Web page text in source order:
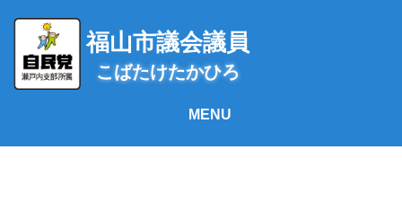
ス
福山市議会議員
こばたけたかひろ